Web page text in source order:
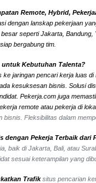
Remote, Hybrid,
dengan lanskap pekerjaan
seperti Jakarta,
bergabung tim.
untuk Kebutuhan Talenta?
jaringan pencari kerja luas
kesuksesan bisnis. Solusi
Pekerja.com juga
remote atau pekerja di
bisnis. Fleksibilitas dalam
Pekerja Terbaik dari
baik di Jakarta, Bali, atau
sesuai keterampilan yang
Trafiksitus pencarian